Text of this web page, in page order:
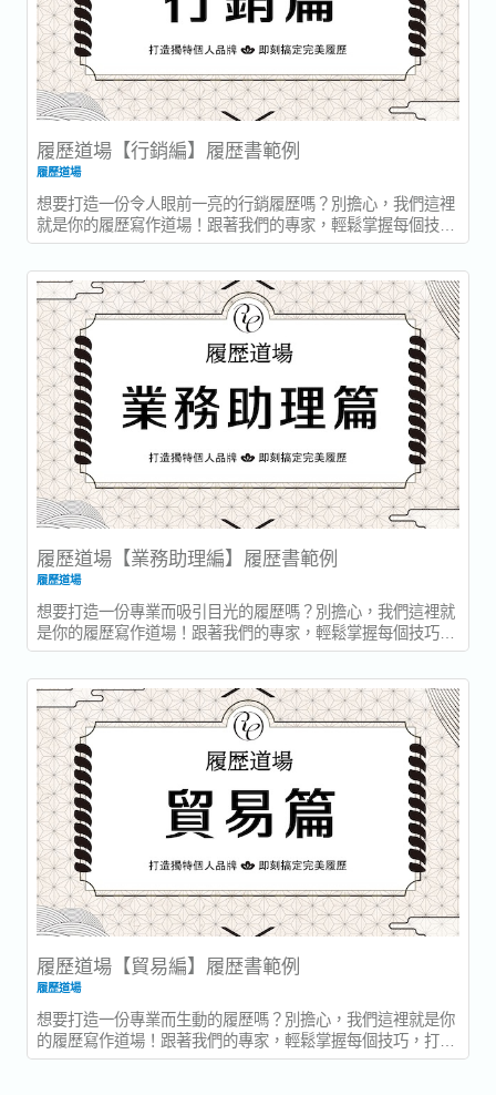
履歷道場【行銷編】履歴書範例
履歷道場
想要打造一份令人眼前一亮的行銷履歷嗎？別擔心，我們這裡
就是你的履歷寫作道場！跟著我們的專家，輕鬆掌握每個技
巧，打造一份展現你行銷技能和創意發想力的履歷！...
履歷道場【業務助理編】履歴書範例
履歷道場
想要打造一份專業而吸引目光的履歷嗎？別擔心，我們這裡就
是你的履歷寫作道場！跟著我們的專家，輕鬆掌握每個技巧，
打造一份令人眼前一亮的履歷！ 對於業務助理職位來說，重要
的是展現你的組織能力、溝通技巧和問題解決能力！建議在履
歷中突顯你的日常業務支持經驗、文件管理能力以及對會議和
行政事務的有效處理。...
履歷道場【貿易編】履歴書範例
履歷道場
想要打造一份專業而生動的履歷嗎？別擔心，我們這裡就是你
的履歷寫作道場！跟著我們的專家，輕鬆掌握每個技巧，打造
一份令人眼前一亮的履歷！...